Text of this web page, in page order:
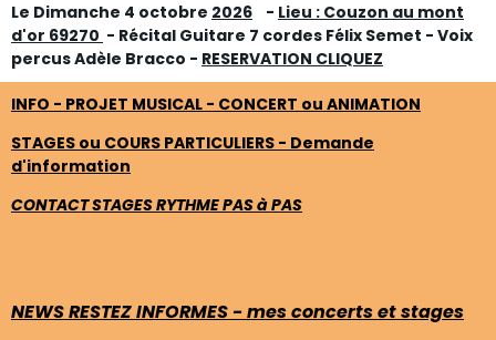
Le Dimanche 4 octobre 2026 - Lieu : Couzon au mont
d'or 69270 - Récital Guitare 7 cordes Félix Semet - Voix
percus Adèle Bracco - RESERVATION CLIQUEZ
INFO - PROJET MUSICAL - CONCERT ou ANIMATION
STAGES ou COURS PARTICULIERS - Demande
d'information
CONTACT STAGES RYTHME PAS à PAS
NEWS RESTEZ INFORMES - mes concerts et stages